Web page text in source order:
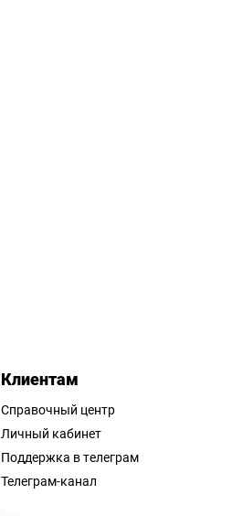
Клиентам
Справочный центр
Личный кабинет
Поддержка в телеграм
Телеграм-канал